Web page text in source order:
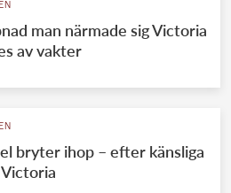
man närmade sig Victoria
av vakter
bryter ihop – efter känsliga